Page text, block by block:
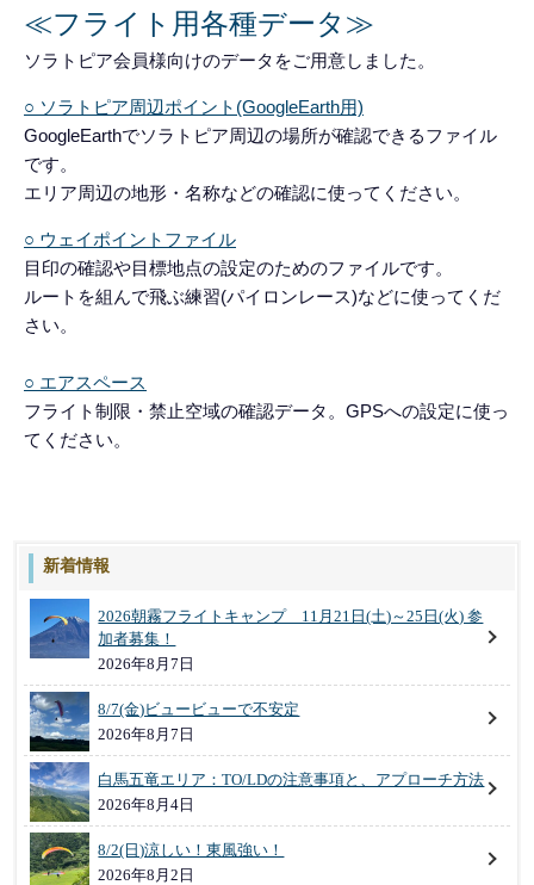
≪フライト用各種データ≫
ソラトピア会員様向けのデータをご用意しました。
○ ソラトピア周辺ポイント(GoogleEarth用)
GoogleEarthでソラトピア周辺の場所が確認できるファイル
です。
エリア周辺の地形・名称などの確認に使ってください。
○ ウェイポイントファイル
目印の確認や目標地点の設定のためのファイルです。
ルートを組んで飛ぶ練習(パイロンレース)などに使ってくだ
さい。
○ エアスペース
フライト制限・禁止空域の確認データ。GPSへの設定に使っ
てください。
新着情報
2026朝霧フライトキャンプ 11月21日(土)～25日(火) 参
加者募集！
2026年8月7日
8/7(金)ビュービューで不安定
2026年8月7日
白馬五竜エリア：TO/LDの注意事項と、アプローチ方法
2026年8月4日
8/2(日)涼しい！東風強い！
2026年8月2日